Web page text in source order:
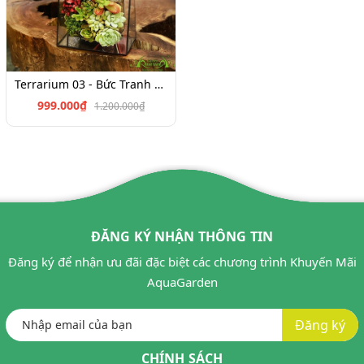
Terrarium 03 - Bức Tranh Thiên Nhiên
999.000₫ 1.200.000₫
ĐĂNG KÝ NHẬN THÔNG TIN
Đăng ký để nhận ưu đãi đặc biệt các chương trình Khuyến Mãi
AquaGarden
Đăng ký
CHÍNH SÁCH